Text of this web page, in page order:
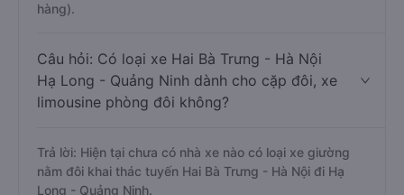
hàng).
Câu hỏi: Có loại xe Hai Bà Trưng - Hà Nội
Hạ Long - Quảng Ninh dành cho cặp đôi, xe
limousine phòng đôi không?
Trả lời: Hiện tại chưa có nhà xe nào có loại xe giường
nằm đôi khai thác tuyến Hai Bà Trưng - Hà Nội đi Hạ
Long - Quảng Ninh.